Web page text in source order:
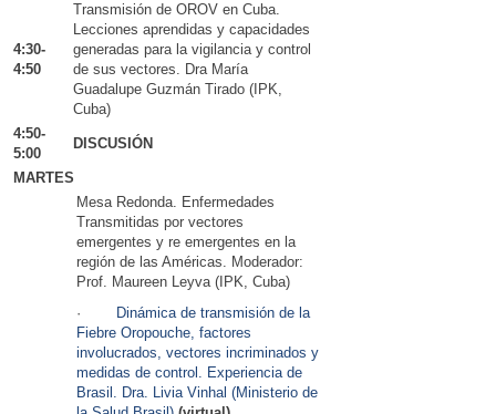
4:30-
4:50
Transmisión de OROV en Cuba.
Lecciones aprendidas y capacidades
generadas para la vigilancia y control
de sus vectores. Dra María
Guadalupe Guzmán Tirado (IPK,
Cuba)
4:50-
5:00
DISCUSIÓN
MARTES
Mesa Redonda. Enfermedades
Transmitidas por vectores
emergentes y re emergentes en la
región de las Américas. Moderador:
Prof. Maureen Leyva (IPK, Cuba)
·
Dinámica de transmisión de la
Fiebre Oropouche, factores
involucrados, vectores incriminados y
medidas de control. Experiencia de
Brasil. Dra. Livia Vinhal (Ministerio de